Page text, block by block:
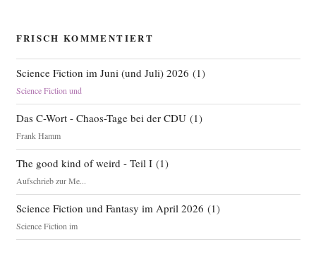
FRISCH KOMMENTIERT
Science Fiction im Juni (und Juli) 2026 (1)
Science Fiction und
Das C-Wort - Chaos-Tage bei der CDU(1)
Frank Hamm
The good kind of weird - Teil I(1)
Aufschrieb zur Me...
Science Fiction und Fantasy im April 2026 (1)
Science Fiction im